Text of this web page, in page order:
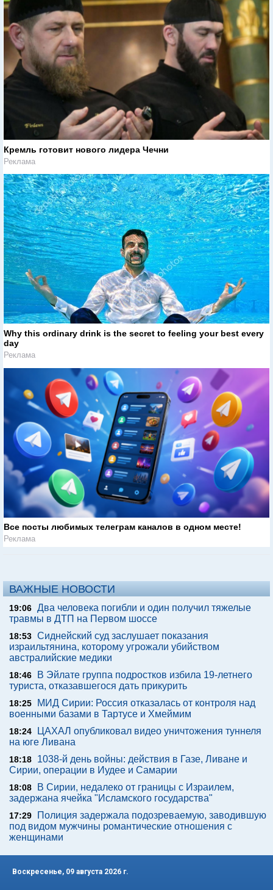
Кремль готовит нового лидера Чечни
Реклама
Why this ordinary drink is the secret to feeling your best every
day
Реклама
Все посты любимых телеграм каналов в одном месте!
Реклама
ВАЖНЫЕ НОВОСТИ
19:06 Два человека погибли и один получил тяжелые
травмы в ДТП на Первом шоссе
18:53 Сиднейский суд заслушает показания
израильтянина, которому угрожали убийством
австралийские медики
18:46
В Эйлате группа подростков избила 19-летнего
туриста, отказавшегося дать прикурить
18:25
МИД Сирии: Россия отказалась от контроля над
военными базами в Тартусе и Хмеймим
18:24
ЦАХАЛ опубликовал видео уничтожения туннеля
на юге Ливана
18:18
1038-й день войны: действия в Газе, Ливане и
Сирии, операции в Иудее и Самарии
18:08
В Сирии, недалеко от границы с Израилем,
задержана ячейка "Исламского государства"
17:29
Полиция задержала подозреваемую, заводившую
под видом мужчины романтические отношения с
женщинами
Воскресенье, 09 августа 2026 г.